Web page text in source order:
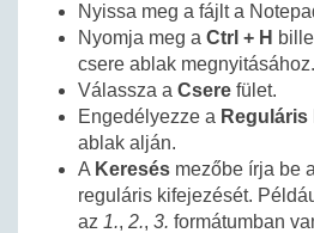
Nyissa meg a fájlt a
Nyomja meg a Ctrl + H
csere ablak megnyitásához.
Válassza a Csere fület.
Engedélyezze a Reguláris
ablak alján.
A Keresés mezőbe írja be
reguláris kifejezését.
az 1., 2., 3. formátumban